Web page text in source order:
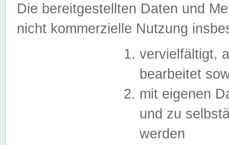
Die bereitgestellten Daten und
nicht kommerzielle Nutzung
vervielfältigt,
bearbeitet
mit eigenen
und zu
werden